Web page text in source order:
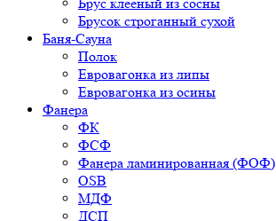
Брус клееный из сосны
Брусок строганный сухой
Баня-Сауна
Полок
Евровагонка из липы
Евровагонка из осины
Фанера
ФК
ФСФ
Фанера ламинированная (ФОФ)
OSB
МДФ
ДСП